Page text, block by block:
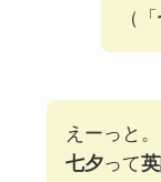
（「
えーっと。
七夕って